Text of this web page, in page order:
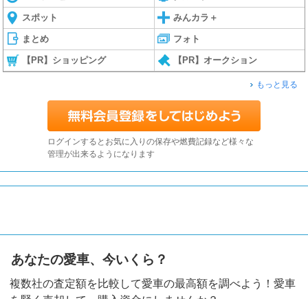
スポット みんカラ＋
まとめ フォト
【PR】ショッピング 【PR】オークション
もっと見る
ログインするとお気に入りの保存や燃費記録など様々な
管理が出来るようになります
あなたの愛車、今いくら？
複数社の査定額を比較して愛車の最高額を調べよう！愛車